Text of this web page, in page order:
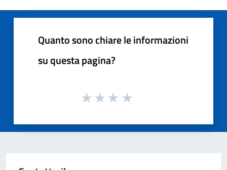
Quanto sono chiare le informazioni
su questa pagina?